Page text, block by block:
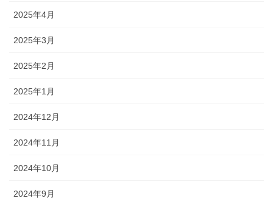
2025年4月
2025年3月
2025年2月
2025年1月
2024年12月
2024年11月
2024年10月
2024年9月